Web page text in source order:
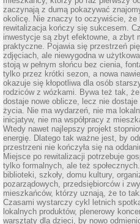
zaczynają z dumą pokazywać
okolicę. Nie znaczy to oczywiście, że
rewitalizacja kończy się sukcesem.
inwestycje są zbyt efektowne, a zbyt
praktyczne. Pojawia się przestrzeń
zdjęciach, ale niewygodna w
stoją w pełnym słońcu bez cienia,
tylko przez krótki sezon, a nowa
okazuje się kłopotliwa dla osób
rodziców z wózkami. Bywa też tak,
dostaje nowe oblicze, lecz nie dostaje
życia. Nie ma wydarzeń, nie ma
inicjatyw, nie ma współpracy z
Wtedy nawet najlepszy projekt
energię. Dlatego tak ważne jest, by
przestrzeni nie kończyła się na
Miejsce po rewitalizacji potrzebuje
tylko formalnych, ale też
biblioteki, szkoły, domu kultury,
pozarządowych, przedsiębiorców i
mieszkańców, którzy uznają, że to
Czasami wystarczy cykl letnich
lokalnych produktów, plenerowy
warsztaty dla dzieci, by nowo